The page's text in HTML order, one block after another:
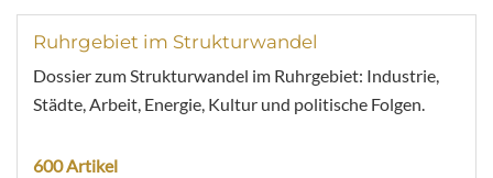
Ruhrgebiet im Strukturwandel
Dossier zum Strukturwandel im Ruhrgebiet: Industrie,
Städte, Arbeit, Energie, Kultur und politische Folgen.
600 Artikel